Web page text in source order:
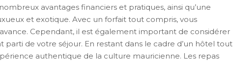
avantages financiers et pratiques, ainsi qu’une
et exotique. Avec un forfait tout compris, vous
Cependant, il est également important de considérer
de votre séjour. En restant dans le cadre d’un hôtel tout
authentique de la culture mauricienne. Les repas